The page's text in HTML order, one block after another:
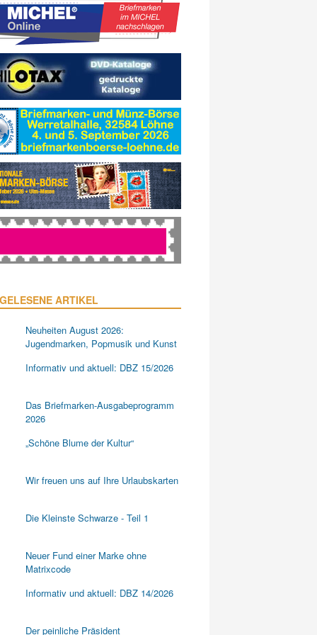
ARTIKEL
Neuheiten August 2026:
Jugendmarken, Popmusik und Kunst
Informativ und aktuell: DBZ 15/2026
Das Briefmarken-Ausgabeprogramm
2026
„Schöne Blume der Kultur“
Wir freuen uns auf Ihre Urlaubskarten
Die Kleinste Schwarze - Teil 1
Neuer Fund einer Marke ohne
Matrixcode
Informativ und aktuell: DBZ 14/2026
Der peinliche Präsident